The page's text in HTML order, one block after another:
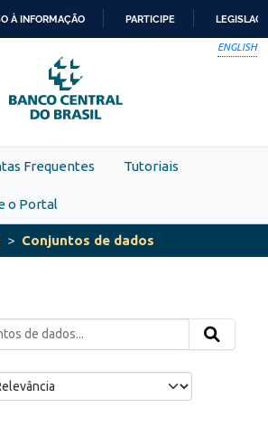
PARA
O
CONTEÚDO
À INFORMAÇÃO PARTICIPE
ENGLISH
Frequentes Tutoriais
o Portal
Conjuntos de dados